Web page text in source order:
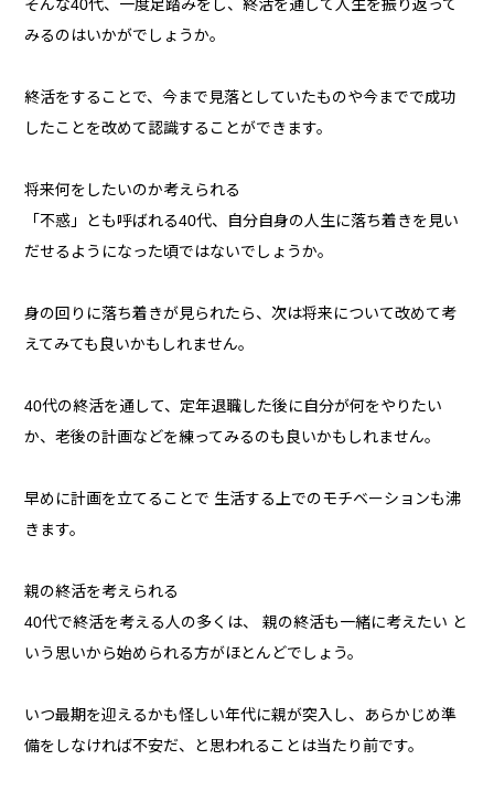
そんな40代、一度足踏みをし、終活を通して人生を振り返って
みるのはいかがでしょうか。
終活をすることで、今まで見落としていたものや今までで成功
したことを改めて認識することができます。
将来何をしたいのか考えられる
「不惑」とも呼ばれる40代、自分自身の人生に落ち着きを見い
だせるようになった頃ではないでしょうか。
身の回りに落ち着きが見られたら、次は将来について改めて考
えてみても良いかもしれません。
40代の終活を通して、定年退職した後に自分が何をやりたい
か、老後の計画などを練ってみるのも良いかもしれません。
早めに計画を立てることで 生活する上でのモチベーションも沸
きます。
親の終活を考えられる
40代で終活を考える人の多くは、 親の終活も一緒に考えたい と
いう思いから始められる方がほとんどでしょう。
いつ最期を迎えるかも怪しい年代に親が突入し、あらかじめ準
備をしなければ不安だ、と思われることは当たり前です。